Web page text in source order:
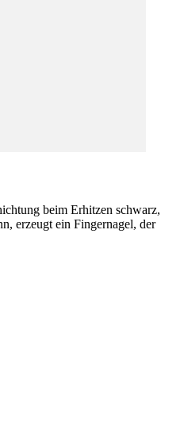
beim Erhitzen schwarz,
erzeugt ein Fingernagel, der